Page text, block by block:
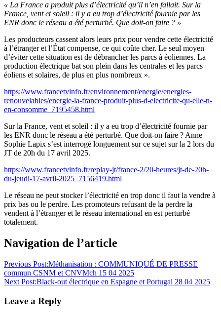
« La France a produit plus d’électricité qu’il n’en fallait. Sur la
France, vent et soleil : il y a eu trop d’électricité fournie par les
ENR donc le réseau a été perturbé. Que doit-on faire ? »
Les producteurs cassent alors leurs prix pour vendre cette électricité
à l’étranger et l’État compense, ce qui coûte cher. Le seul moyen
d’éviter cette situation est de débrancher les parcs à éoliennes. La
production électrique bat son plein dans les centrales et les parcs
éoliens et solaires, de plus en plus nombreux ».
https://www.francetvinfo.fr/environnement/energie/energies-
renouvelables/energie-la-france-produit-plus-d-electricite-qu-elle-n-
en-consomme_7195458.html
Sur la France, vent et soleil : il y a eu trop d’électricité fournie par
les ENR donc le réseau a été perturbé. Que doit-on faire ? Anne
Sophie Lapix s’est interrogé longuement sur ce sujet sur la 2 lors du
JT de 20h du 17 avril 2025.
https://www.francetvinfo.fr/replay-jt/france-2/20-heures/jt-de-20h-
du-jeudi-17-avril-2025_7156419.html
Le réseau ne peut stocker l’électricité en trop donc il faut la vendre à
prix bas ou le perdre. Les promoteurs refusant de la perdre la
vendent à l’étranger et le réseau international en est perturbé
totalement.
Navigation de l’article
Previous Post:Méthanisation : COMMUNIQUÉ DE PRESSE
commun CSNM et CNVMch 15 04 2025
Next Post:Black-out électrique en Espagne et Portugal 28 04 2025
Leave a Reply